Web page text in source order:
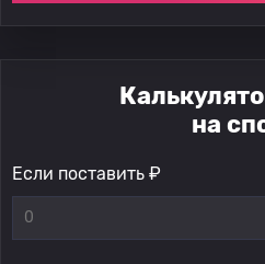
на
Если поставить ₽